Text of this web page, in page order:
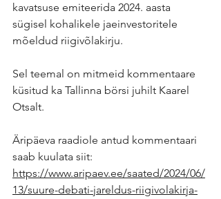
kavatsuse emiteerida 2024. aasta
sügisel kohalikele jaeinvestoritele
mõeldud riigivõlakirju.
Sel teemal on mitmeid kommentaare
küsitud ka Tallinna börsi juhilt Kaarel
Otsalt.
Äripäeva raadiole antud kommentaari
saab kuulata siit:
https://www.aripaev.ee/saated/2024/06/
13/suure-debati-jareldus-riigivolakirja-